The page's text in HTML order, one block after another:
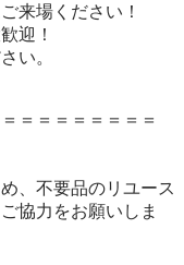
来場ください！
迎！
＝＝＝＝＝＝＝＝
、不要品のリユース
協力をお願いしま